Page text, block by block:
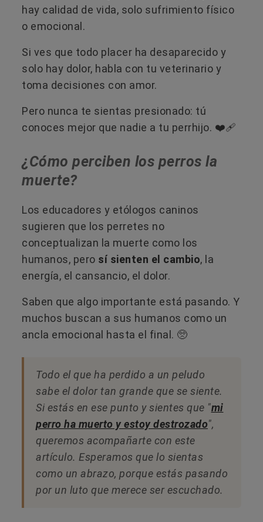
hay calidad de vida, solo sufrimiento físico
o emocional.
Si ves que todo placer ha desaparecido y
solo hay dolor, habla con tu veterinario y
toma decisiones con amor.
Pero nunca te sientas presionado: tú
conoces mejor que nadie a tu perrhijo. ❤️‍🩹
¿Cómo perciben los perros la
muerte?
Los educadores y etólogos caninos
sugieren que los perretes no
conceptualizan la muerte como los
humanos, pero sí sienten el cambio, la
energía, el cansancio, el dolor.
Saben que algo importante está pasando. Y
muchos buscan a sus humanos como un
ancla emocional hasta el final. 🥺
Todo el que ha perdido a un peludo
sabe el dolor tan grande que se siente.
Si estás en ese punto y sientes que "mi
perro ha muerto y estoy destrozado",
queremos acompañarte con este
artículo. Esperamos que lo sientas
como un abrazo, porque estás pasando
por un luto que merece ser escuchado.